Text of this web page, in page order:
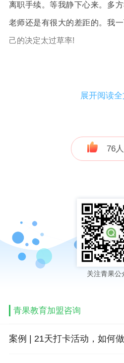
离职手续。等我静下心来。多
老师还是有很大的差距的。我
己的决定太过草率!
懒地躺在阳台的沙发上，顺手
来，一口气把它看完，文章讲了
作用时，使我眼前一亮，青果
的困惑吗?于是我当即就拨打了
和侯老师约好时间后，我就和
总部，并于当天就加盟了青果。
实行跟踪式服务，使我在前期
天男老师当发现我们在前期和
展开阅读全
76
关注青果公
青果教育加盟咨询
案例 | 21天打卡活动，如何